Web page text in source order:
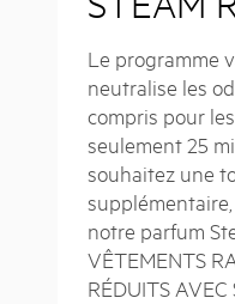
Le programme
neutralise les
compris pour
seulement 25
souhaitez une
notre parfum
VÊTEMENTS
RÉDUITS AVEC